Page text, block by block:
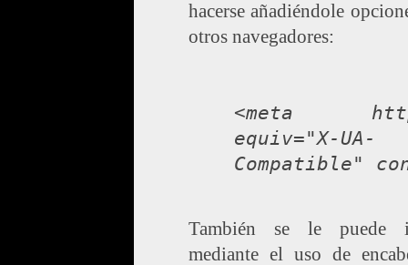
hacerse añadiéndole
otros navegadores:
<meta
equiv="X-UA-
Compatible"
También se le puede
mediante el uso de